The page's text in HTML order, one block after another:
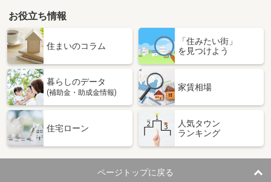
岐阜県岐阜市清本町１０丁目
価 格
1,390万円
岐阜県岐阜市清本町１０丁目
専有面積 64.55m²
間取り
岐阜県大垣市室村町４
2,299万円
住 所
岐阜県大垣市室村町４
専有面積 82.94m²
間取り
3LDK
お役立ち情報
住まいのコラム
「住みたい街」
を見つけよう
暮らしのデータ
(補助金・助成金情報)
家賃相場
住宅ローン
人気タウン
ランキング
ページトップに戻る